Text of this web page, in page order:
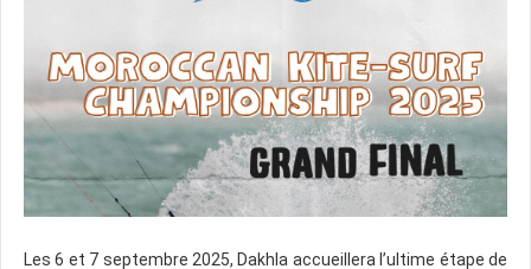
Les 6 et 7 septembre 2025, Dakhla accueillera l’ultime étape de